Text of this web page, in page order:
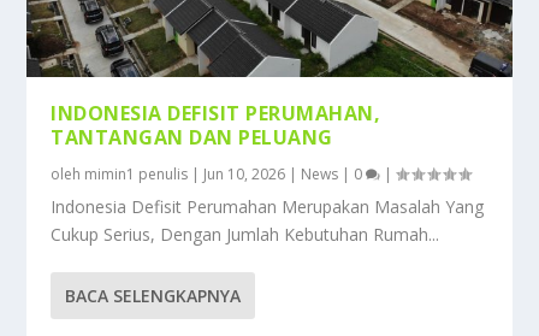
INDONESIA DEFISIT PERUMAHAN,
TANTANGAN DAN PELUANG
oleh mimin1 penulis | Jun 10, 2026 | News | 0 |
Indonesia Defisit Perumahan Merupakan Masalah Yang
Cukup Serius, Dengan Jumlah Kebutuhan Rumah...
BACA SELENGKAPNYA